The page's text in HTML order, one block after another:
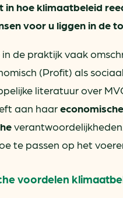
in hoe klimaatbeleid
voor u liggen in de
de praktijk vaak
(Profit) als
literatuur over
aan haar
te passen op het
voordelen